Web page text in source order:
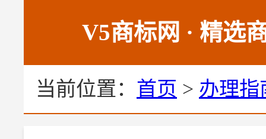
V5商标网 · 精选
当前位置： 首页 > 办理指